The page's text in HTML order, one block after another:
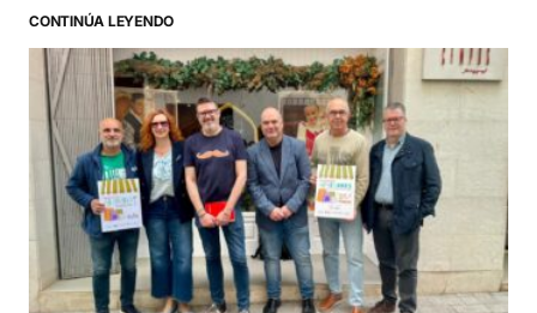
CONTINÚA LEYENDO